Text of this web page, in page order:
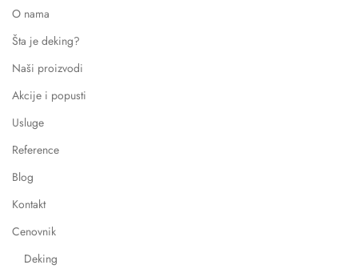
O nama
Šta je deking?
Naši proizvodi
Akcije i popusti
Usluge
Reference
Blog
Kontakt
Cenovnik
Deking